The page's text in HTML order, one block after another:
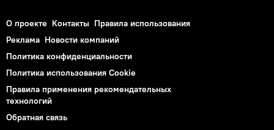
О проекте Контакты Правила использования
Реклама Новости компаний
Политика конфиденциальности
Политика использования Cookie
Правила применения рекомендательных
технологий
Обратная связь